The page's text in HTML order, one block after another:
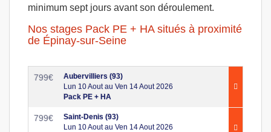
minimum sept jours avant son déroulement.
Nos stages Pack PE + HA situés à proximité
de Épinay-sur-Seine
799€
Aubervilliers (93)
Lun 10 Aout au Ven 14 Aout 2026
Pack PE + HA
799€
Saint-Denis (93)
Lun 10 Aout au Ven 14 Aout 2026